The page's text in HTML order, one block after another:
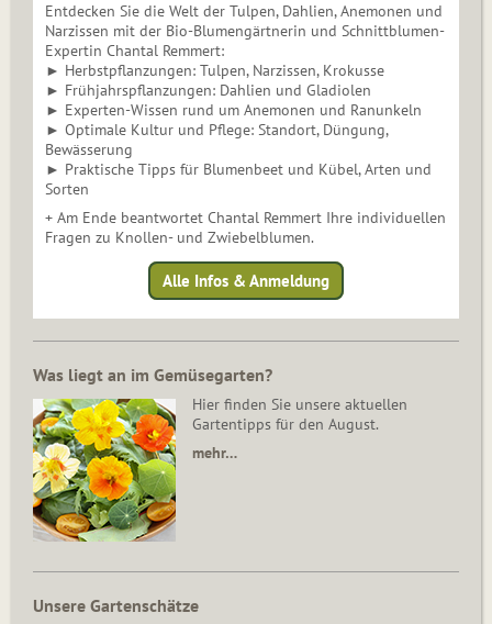
Entdecken Sie die Welt der Tulpen, Dahlien, Anemonen und
Narzissen mit der Bio-Blumengärtnerin und Schnittblumen-
Expertin Chantal Remmert:
► Herbstpflanzungen: Tulpen, Narzissen, Krokusse
► Frühjahrspflanzungen: Dahlien und Gladiolen
► Experten-Wissen rund um Anemonen und Ranunkeln
► Optimale Kultur und Pflege: Standort, Düngung,
Bewässerung
► Praktische Tipps für Blumenbeet und Kübel, Arten und
Sorten
+ Am Ende beantwortet Chantal Remmert Ihre individuellen
Fragen zu Knollen- und Zwiebelblumen.
Alle Infos & Anmeldung
Was liegt an im Gemüsegarten?
Hier finden Sie unsere aktuellen
Gartentipps für den August.
mehr…
Unsere Gartenschätze